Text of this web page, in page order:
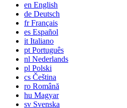
en English
de Deutsch
frFrançais
es Español
it Italiano
pt Português
nl Nederlands
pl Polski
cs Čeština
ro Română
hu Magyar
sv Svenska